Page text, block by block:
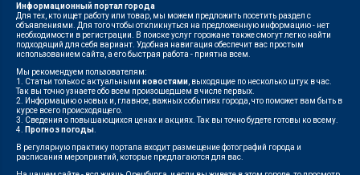
Информационный портал города
Для тех, кто ищет работу или товар, мы можем предложить посетить раздел с
объявлениями. Для того чтобы откликнуться на предложенную информацию - нет
необходимости в регистрации. В поиске услуг горожане также смогут легко найти
подходящий для себя вариант. Удобная навигация обеспечит вас простым
использованием сайта, а его быстрая работа - приятна всем.
Мы рекомендуем пользователям:
1. Статьи только с актуальными новостями , выходящие по несколько штук в час.
Так вы точно узнаете обо всем произошедшем в числе первых.
2. Информацию о новых и, главное, важных событиях города, что поможет вам быть в
курсе всего происходящего.
3. Сведения о повышающихся ценах и акциях. Так вы точно будете готовы ко всему.
4.
Прогноз погоды
В регулярную практику портала входит размещение фотографий города и
расписания мероприятий, которые предлагаются для вас.